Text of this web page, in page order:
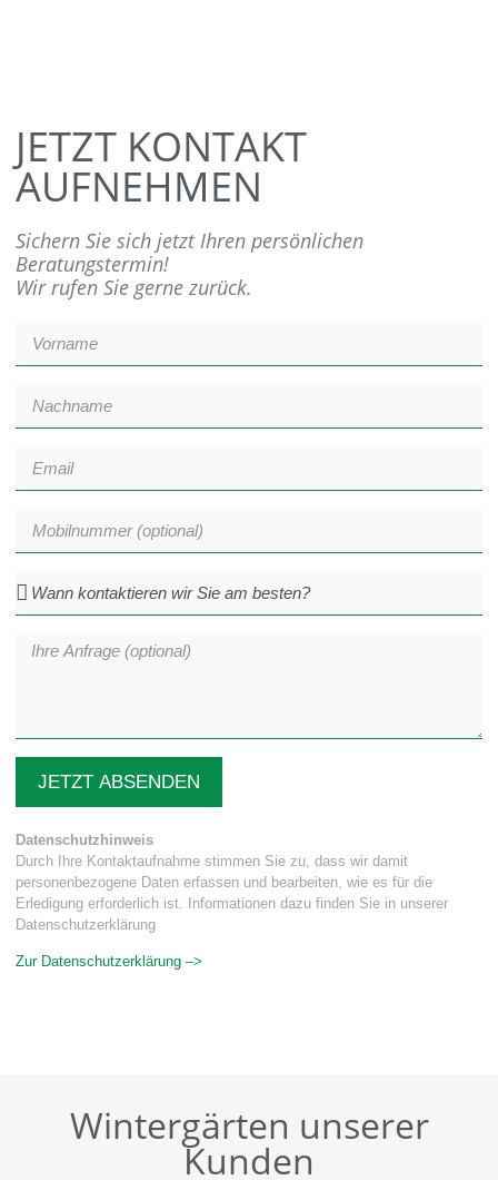
JETZT KONTAKT
AUFNEHMEN
Sichern Sie sich jetzt Ihren persönlichen
Beratungstermin!
Wir rufen Sie gerne zurück.
JETZT ABSENDEN
Datenschutzhinweis
Durch Ihre Kontaktaufnahme stimmen Sie zu, dass wir damit
personenbezogene Daten erfassen und bearbeiten, wie es für die
Erledigung erforderlich ist. Informationen dazu finden Sie in unserer
Datenschutzerklärung
Zur Datenschutzerklärung –>
Wintergärten unserer
Kunden